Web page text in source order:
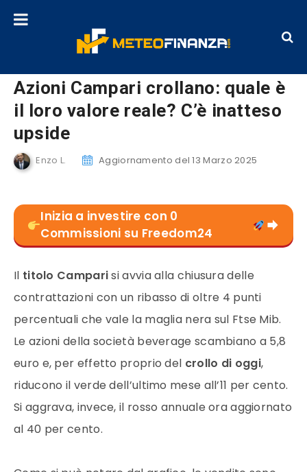
Azioni Campari crollano: quale è
il loro valore reale? C’è inatteso
upside
Enzo L. Aggiornamento del 13 Marzo 2025
Inizia a investire con 0
Commissioni su Freedom24
Il titolo Camparisi avvia alla chiusura delle
contrattazioni con un ribasso di oltre 4 punti
percentuali che vale la maglia nera sul Ftse Mib.
Le azioni della società beverage scambiano a 5,8
euro e, per effetto proprio del crollo di oggi,
riducono il verde dell’ultimo mese all’11 per cento.
Si aggrava, invece, il rosso annuale ora aggiornato
al 40 per cento.